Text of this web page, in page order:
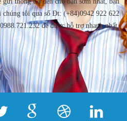
chúng tôi qua số Đt: (+84)0942 922 622
để được hỗ trợ nhanh nhất.